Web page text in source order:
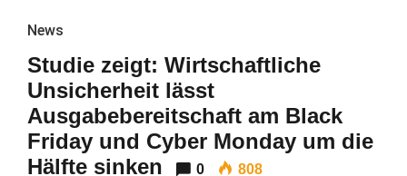
News
Studie zeigt: Wirtschaftliche
Unsicherheit lässt
Ausgabebereitschaft am Black
Friday und Cyber Monday um die
Hälfte sinken
0 808